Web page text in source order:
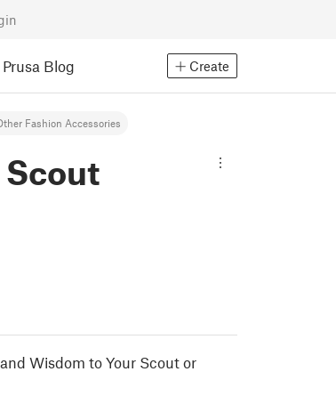
Prusa Blog Create
Fashion Accessories
Scout
Wisdom to Your Scout or